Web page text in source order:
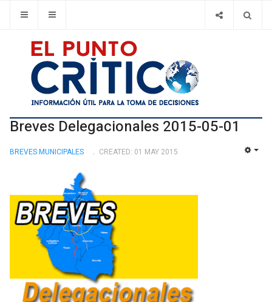
Breves Delegacionales 2015-05-01
BREVES MUNICIPALES CREATED: 01 MAY 2015